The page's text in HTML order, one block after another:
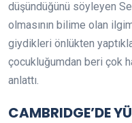
düşündüğünü söyleyen
olmasının bilime olan
giydikleri önlükten
çocukluğumdan beri çok
anlattı.
CAMBRIDGE’DE